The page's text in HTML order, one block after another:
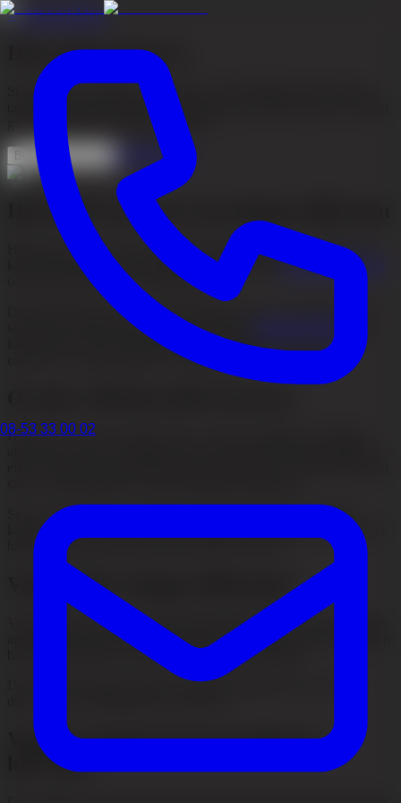
08-53 33 00 02
←TILLSTÅND
Håravfall vid stress
Stressrelaterat håravfall är vanligt och ofta tillfälligt. När kroppen
utsätts för akut eller långvarig belastning kan fler hårstrån än vanligt
gå in i vilofas och falla av samtidigt.
Boka konsultation Kontakta oss
Håravfall vid stress och telogen effluvium
Håravfall vid stress är en vanlig och välkänd följd av påverkan av
kronisk eller akut stress. Tillståndet brukar kallastelogen effluvium
och kan drabba både män och kvinnor.
Det kännetecknas ofta av att håret blir tunnare över hela huvudet
snarare än att man får ett tydligt mönster av
kala fläckar. För de flesta är tillståndet tillfälligt, men det kan
upplevas som både snabbt och oroande när det väl börjar.
Håravfall vid stress orsakas ofta av olika stressfaktorer, antingen
Stress kan resultera i en obalans i kroppens hormoner, särskilt
kortisol, vilket i sin tur kan påverka hårsäckarna negativt och få fler
hårstrån att lämna den aktiva tillväxtfasen i förtid.
Vad innebär telogen effluvium?
Vid telogen effluvium går håret från aktiv tillväxtfas, den så kallade
anagena fasen, till vilofas, telogenfasen, tidigare än normalt. Följden
blir att fler hårstrån än vanligt fälls ungefär samtidigt.
Det är därför många upplever att håret plötsligt känns tunnare i
Vanliga symtom på stressrelaterat
håravfall